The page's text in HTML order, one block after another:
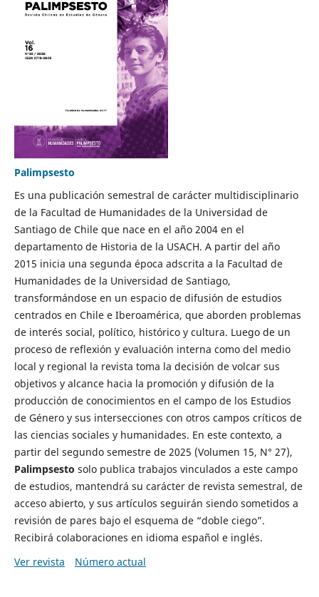
Palimpsesto
Es una publicación semestral de carácter multidisciplinario
de la Facultad de Humanidades de la Universidad de
Santiago de Chile que nace en el año 2004 en el
departamento de Historia de la USACH. A partir del año
2015 inicia una segunda época adscrita a la Facultad de
Humanidades de la Universidad de Santiago,
transformándose en un espacio de difusión de estudios
centrados en Chile e Iberoamérica, que aborden problemas
de interés social, político, histórico y cultura. Luego de un
proceso de reflexión y evaluación interna como del medio
local y regional la revista toma la decisión de volcar sus
objetivos y alcance hacia la promoción y difusión de la
producción de conocimientos en el campo de los Estudios
de Género y sus intersecciones con otros campos críticos de
las ciencias sociales y humanidades. En este contexto, a
partir del segundo semestre de 2025 (Volumen 15, N° 27),
Palimpsesto solo publica trabajos vinculados a este campo
de estudios, mantendrá su carácter de revista semestral, de
acceso abierto, y sus artículos seguirán siendo sometidos a
revisión de pares bajo el esquema de “doble ciego”.
Recibirá colaboraciones en idioma español e inglés.
Ver revista
Número actual